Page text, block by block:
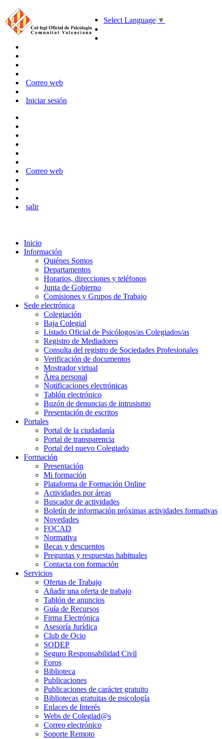
Select Language ▼
Correo web
Iniciar sesión
Correo web
salir
Inicio
Información
Quiénes Somos
Departamentos
Horarios, direcciones y teléfonos
Junta de Gobierno
Comisiones y Grupos de Trabajo
Sede electrónica
Colegiación
Baja Colegial
Listado Oficial de Psicólogos/as Colegiados/as
Registro de Mediadores
Consulta del registro de Sociedades Profesionales
Verificación de documentos
Mostrador virtual
Área personal
Notificaciones electrónicas
Tablón electrónico
Buzón de denuncias de intrusismo
Presentación de escritos
Portales
Portal de la ciudadanía
Portal de transparencia
Portal del nuevo Colegiado
Formación
Presentación
Mi formación
Plataforma de Formación Online
Actividades por áreas
Buscador de actividades
Boletín de información próximas actividades formativas
Novedades
FOCAD
Normativa
Becas y descuentos
Preguntas y respuestas habituales
Contacta con formación
Servicios
Ofertas de Trabajo
Añadir una oferta de trabajo
Tablón de anuncios
Guía de Recursos
Firma Electrónica
Asesoría Jurídica
Club de Ocio
SODEP
Seguro Responsabilidad Civil
Foros
Biblioteca
Publicaciones
Publicaciones de carácter gratuito
Bibliotecas gratuitas de psicología
Enlaces de Interés
Webs de Colegiad@s
Correo electrónico
Soporte Remoto